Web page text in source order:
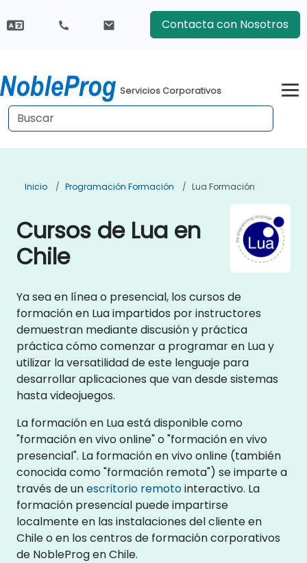
Contacta con Nosotros
Servicios Corporativos
Inicio Programación Formación Lua Formación
Cursos de Lua en
Chile
Ya sea en línea o presencial, los cursos de
formación en Lua impartidos por instructores
demuestran mediante discusión y práctica
práctica cómo comenzar a programar en Lua y
utilizar la versatilidad de este lenguaje para
desarrollar aplicaciones que van desde sistemas
hasta videojuegos.
La formación en Lua está disponible como
"formación en vivo online" o "formación en vivo
presencial". La formación en vivo online (también
conocida como "formación remota") se imparte a
través de unescritorio remotointeractivo. La
formación presencial puede impartirse
localmente en las instalaciones del cliente en
Chile o en los centros de formación corporativos
de NobleProg en Chile.